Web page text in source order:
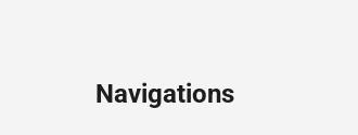
Navigations